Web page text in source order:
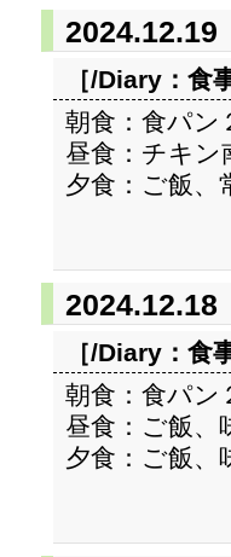
2024.12.19
［/Diary： 食
朝食：食パン
昼食：チキン
夕食：ご飯、
2024.12.18
［/Diary： 食
朝食：食パン
昼食：ご飯、
夕食：ご飯、